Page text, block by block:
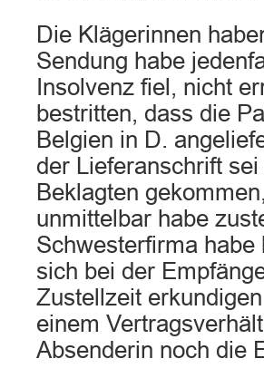
Die Klägerinnen
Sendung habe
Insolvenz fiel, nicht
bestritten, dass die
Belgien in D.
der Lieferanschrift
Beklagten
unmittelbar habe
Schwesterfirma
sich bei der
Zustellzeit
einem
Absenderin noch die